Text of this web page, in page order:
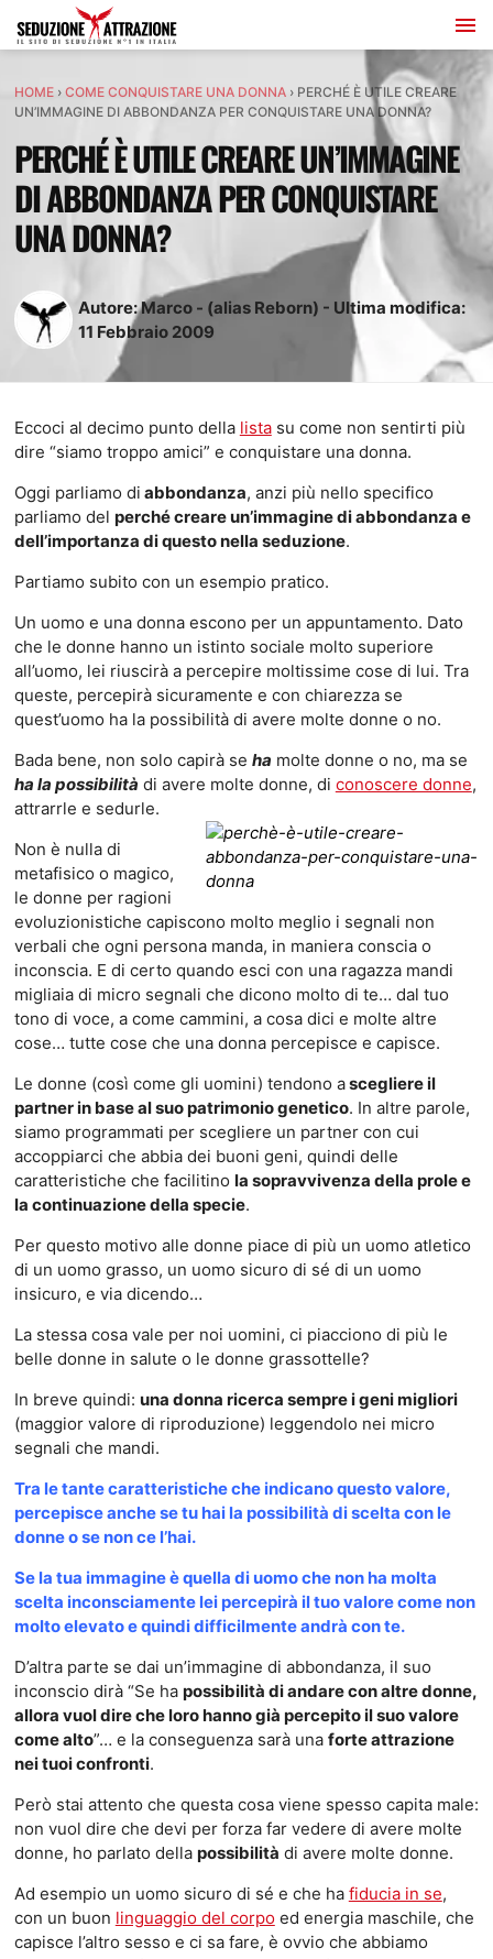
HOME› COME CONQUISTARE UNA DONNA› PERCHÉ È UTILE CREARE
UN’IMMAGINE DI ABBONDANZA PER CONQUISTARE UNA DONNA?
PERCHÉ È UTILE CREARE UN’IMMAGINE
DI ABBONDANZA PER CONQUISTARE
UNA DONNA?
Autore:Marco - (alias Reborn) - Ultima modifica:
11 Febbraio 2009
Eccoci al decimo punto della listasu come non sentirti più
dire “siamo troppo amici” e conquistare una donna.
Oggi parliamo di abbondanza, anzi più nello specifico
parliamo del perché creare un’immagine di abbondanza e
dell’importanza di questo nella seduzione.
Partiamo subito con un esempio pratico.
Un uomo e una donna escono per un appuntamento. Dato
che le donne hanno un istinto sociale molto superiore
all’uomo, lei riuscirà a percepire moltissime cose di lui. Tra
queste, percepirà sicuramente e con chiarezza se
quest’uomo ha la possibilità di avere molte donne o no.
Bada bene, non solo capirà se ha molte donne o no, ma se
ha la possibilità di avere molte donne, di conoscere donne,
attrarrle e sedurle.
Non è nulla di
metafisico o magico,
le donne per ragioni
evoluzionistiche capiscono molto meglio i segnali non
verbali che ogni persona manda, in maniera conscia o
inconscia. E di certo quando esci con una ragazza mandi
migliaia di micro segnali che dicono molto di te… dal tuo
tono di voce, a come cammini, a cosa dici e molte altre
cose… tutte cose che una donna percepisce e capisce.
Le donne (così come gli uomini) tendono ascegliere il
partner in base al suo patrimonio genetico. In altre parole,
siamo programmati per scegliere un partner con cui
accoppiarci che abbia dei buoni geni, quindi delle
caratteristiche che facilitino la sopravvivenza della prole e
la continuazione della specie.
Per questo motivo alle donne piace di più un uomo atletico
di un uomo grasso, un uomo sicuro di sé di un uomo
insicuro, e via dicendo…
La stessa cosa vale per noi uomini, ci piacciono di più le
belle donne in salute o le donne grassottelle?
In breve quindi: una donna ricerca sempre i geni migliori
(maggior valore di riproduzione) leggendolo nei micro
segnali che mandi.
Tra le tante caratteristiche che indicano questo valore,
percepisce anche se tu hai la possibilità di scelta con le
donne o se non ce l’hai.
Se la tua immagine è quella di uomo che non ha molta
scelta inconsciamente lei percepirà il tuo valore come non
molto elevato e quindi difficilmente andrà con te.
D’altra parte se dai un’immagine di abbondanza, il suo
inconscio dirà “Se ha possibilità di andare con altre donne,
allora vuol dire che loro hanno già percepito il suo valore
come alto”… e la conseguenza sarà una forte attrazione
nei tuoi confronti.
Però stai attento che questa cosa viene spesso capita male:
non vuol dire che devi per forza far vedere di avere molte
donne, ho parlato della possibilità di avere molte donne.
Ad esempio un uomo sicuro di sé e che ha fiducia in se,
con un buon linguaggio del corpoed energia maschile, che
capisce l’altro sesso e ci sa fare, è ovvio che abbiamo